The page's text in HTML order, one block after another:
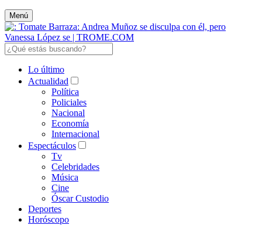
Menú
Lo último
Actualidad
Política
Policiales
Nacional
Economía
Internacional
Espectáculos
Tv
Celebridades
Música
Cine
Óscar Custodio
Deportes
Horóscopo